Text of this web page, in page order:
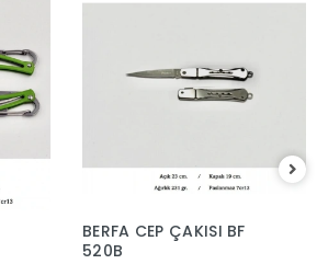
BERFA CEP ÇAKISI BF
520B